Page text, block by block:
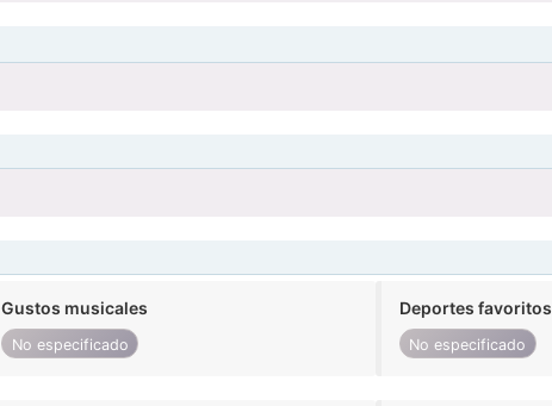
Gustos musicales
No especificado
Deportes favoritos
No especificado